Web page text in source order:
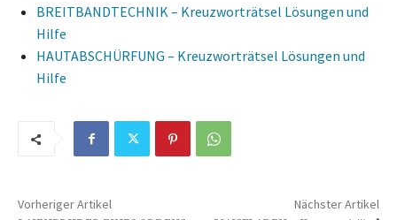
BREITBANDTECHNIK – Kreuzworträtsel Lösungen und
Hilfe
HAUTABSCHÜRFUNG – Kreuzworträtsel Lösungen und
Hilfe
Vorheriger Artikel Nächster Artikel